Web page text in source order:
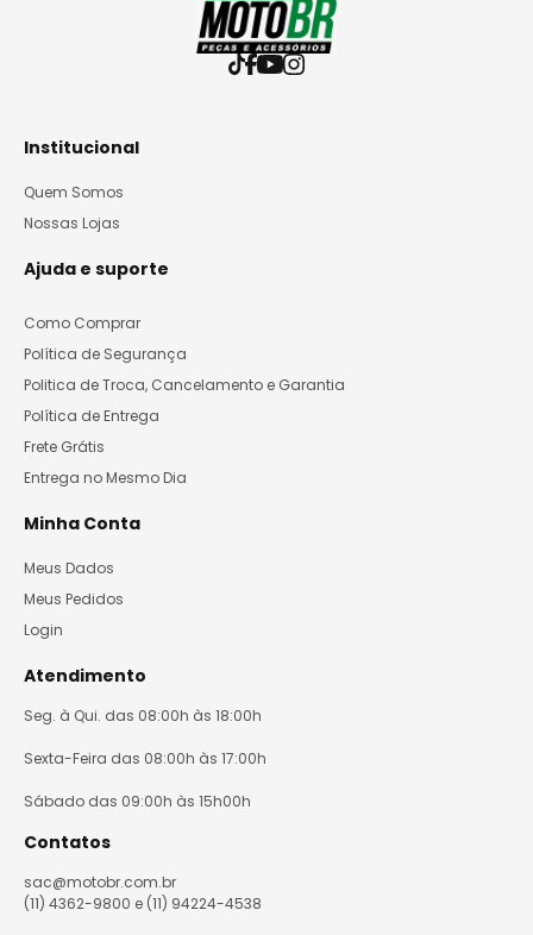
Institucional
Quem Somos
Nossas Lojas
Ajuda e suporte
Como Comprar
Política de Segurança
Politica de Troca, Cancelamento e Garantia
Política de Entrega
Frete Grátis
Entrega no Mesmo Dia
Minha Conta
Meus Dados
Meus Pedidos
Login
Atendimento
Seg. à Qui. das 08:00h às 18:00h
Sexta-Feira das 08:00h às 17:00h
Sábado das 09:00h às 15h00h
Contatos
sac@motobr.com.br
(11) 4362-9800 e (11) 94224-4538